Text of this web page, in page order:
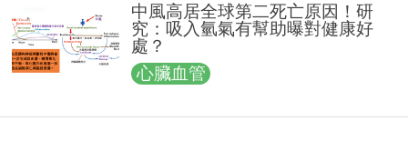
中風高居全球第二死亡原因！研
究：吸入氫氣有幫助曝對健康好
處？
心臟血管